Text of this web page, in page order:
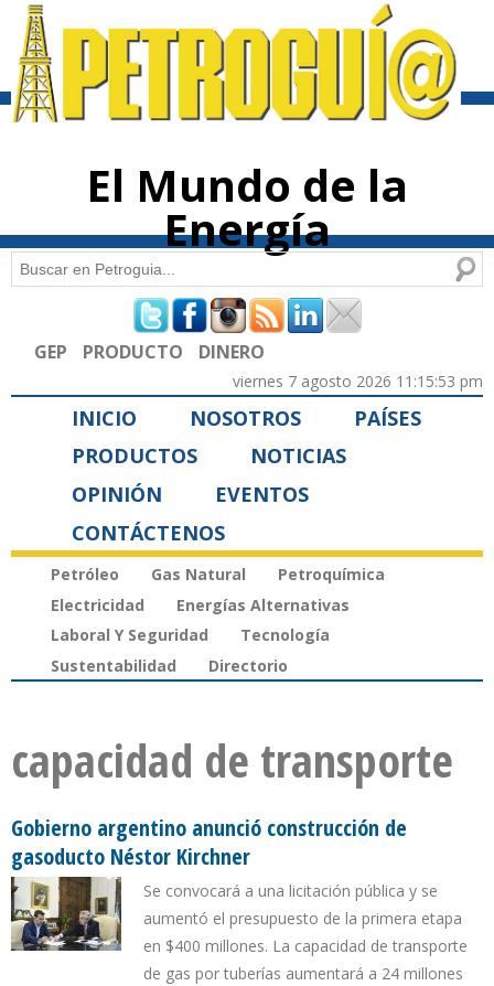
contenido
El Mundo de la
Energía
Formulario de búsqueda
Buscar
GEP PRODUCTO DINERO
viernes 7 agosto 2026 11:15:53 pm
INICIO NOSOTROS
PAÍSES
PRODUCTOS
NOTICIAS
OPINIÓN
EVENTOS
CONTÁCTENOS
Petróleo Gas Natural
Petroquímica
Electricidad
Energías Alternativas
Laboral Y Seguridad
Tecnología
Sustentabilidad
Directorio
capacidad de transporte
Gobierno argentino anunció construcción de
gasoducto Néstor Kirchner
Se convocará a una licitación pública y se
aumentó el presupuesto de la primera etapa
en $400 millones. La capacidad de transporte
de gas por tuberías aumentará a 24 millones